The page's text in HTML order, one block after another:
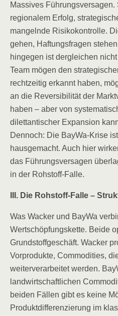
Massives
regionalem Erfolg,
mangelnde Risikokontrolle.
gehen, Haftungsfragen
hingegen ist dergleichen
Team mögen den
rechtzeitig erkannt haben,
an die Reversibilität der
haben – aber von
dilettantischer Expansion
Dennoch: Die BayWa-Krise
hausgemacht. Auch hier
das Führungsversagen
in der Rohstoff-Falle.
III. Die Rohstoff-Falle –
Was Wacker und BayWa
Wertschöpfungskette. Beide
Grundstoffgeschäft. Wacker
Vorprodukte, Commodities,
weiterverarbeitet werden.
landwirtschaftlichen
beiden Fällen gibt es keine
Produktdifferenzierung im